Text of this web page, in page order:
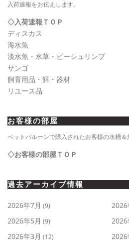
入荷速報をお伝えします。
◇入荷速報ＴＯＰ
ディスカス
海水魚
淡水魚・水草・ビーシュリンプ
サンゴ
飼育用品・餌・器材
リユース品
お客様の部屋
ペットバルーンで購入されたお客様の水槽＆
◇お客様の部屋ＴＯＰ
過去アーカイブ情報
2026年7月 (9) 2026
2026年5月 (9) 2026
2026年3月 (12) 2026